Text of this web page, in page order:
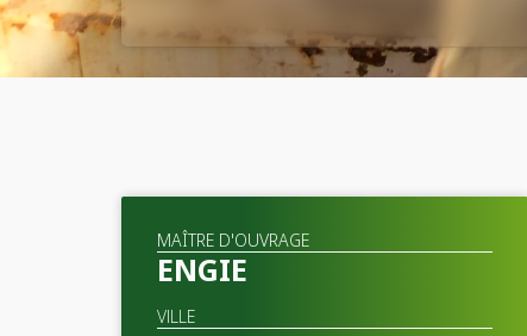
MAÎTRE D'OUVRAGE
ENGIE
VILLE